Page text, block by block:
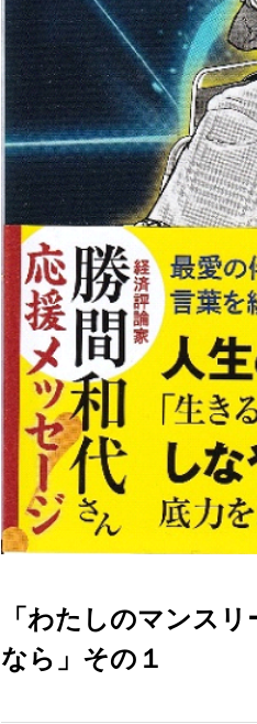
「わたしのマンス
なら」その１